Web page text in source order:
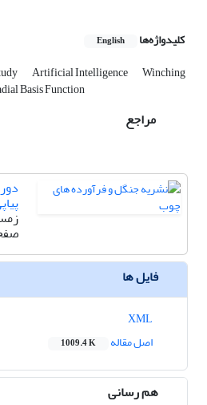
کلیدواژه‌ها English
Artificial Intelligence Winching
Basis Function
مراجع
فایل ها
اصل مقاله
1009.4 K
هم رسانی